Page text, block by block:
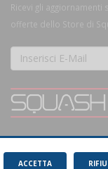
Ricevi gli
offerte dello Store di
magnifico sport.
Leggi
ACCETTA